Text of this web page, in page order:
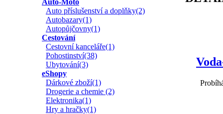
Auto-Moto
Auto příslušenství a doplňky(2)
Autobazary(1)
Autopůjčovny(1)
Cestování
Cestovní kanceláře(1)
Pohostinství(38)
Ubytování(3)
eShopy
Dárkové zboží(1)
Drogerie a chemie (2)
Elektronika(1)
Hry a hračky(1)